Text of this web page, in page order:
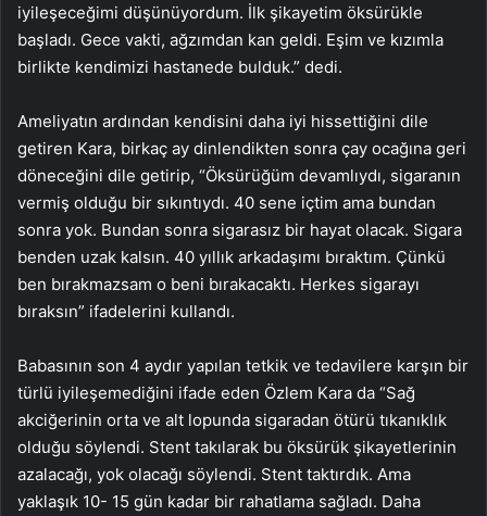
iyileşeceğimi düşünüyordum. İlk şikayetim öksürükle
başladı. Gece vakti, ağzımdan kan geldi. Eşim ve kızımla
birlikte kendimizi hastanede bulduk.” dedi.
Ameliyatın ardından kendisini daha iyi hissettiğini dile
getiren Kara, birkaç ay dinlendikten sonra çay ocağına geri
döneceğini dile getirip, “Öksürüğüm devamlıydı, sigaranın
vermiş olduğu bir sıkıntıydı. 40 sene içtim ama bundan
sonra yok. Bundan sonra sigarasız bir hayat olacak. Sigara
benden uzak kalsın. 40 yıllık arkadaşımı bıraktım. Çünkü
ben bırakmazsam o beni bırakacaktı. Herkes sigarayı
bıraksın” ifadelerini kullandı.
Babasının son 4 aydır yapılan tetkik ve tedavilere karşın bir
türlü iyileşemediğini ifade eden Özlem Kara da “Sağ
akciğerinin orta ve alt lopunda sigaradan ötürü tıkanıklık
olduğu söylendi. Stent takılarak bu öksürük şikayetlerinin
azalacağı, yok olacağı söylendi. Stent taktırdık. Ama
yaklaşık 10- 15 gün kadar bir rahatlama sağladı. Daha